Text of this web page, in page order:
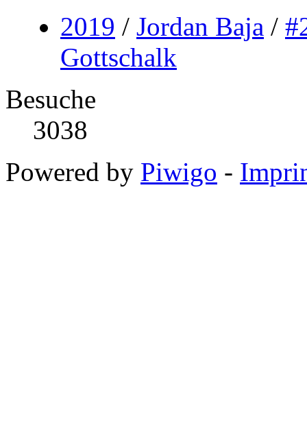
2019 / Jordan Baja /
Gottschalk
Besuche
3038
Powered by Piwigo -